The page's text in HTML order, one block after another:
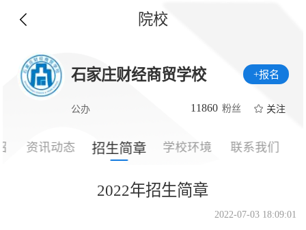
院校
石家庄财经商贸学校 +报名
公办 11860 粉丝 关注
资讯动态 招生简章 学校环境 联系我们
2022年招生简章
2022-07-03 18:09:01